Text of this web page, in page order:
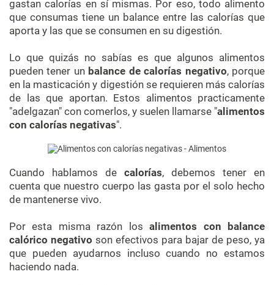
gastan calorías en sí mismas. Por eso, todo alimento
que consumas tiene un balance entre las calorías que
aporta y las que se consumen en su digestión.
Lo que quizás no sabías es que algunos alimentos
pueden tener un balance de calorías negativo, porque
en la masticación y digestión se requieren más calorías
de las que aportan. Estos alimentos practicamente
"adelgazan" con comerlos, y suelen llamarse "alimentos
con calorías negativas".
Cuando hablamos de calorías, debemos tener en
cuenta que nuestro cuerpo las gasta por el solo hecho
de mantenerse vivo.
Por esta misma razón losalimentos con balance
calórico negativo son efectivos para bajar de peso, ya
que pueden ayudarnos incluso cuando no estamos
haciendo nada.